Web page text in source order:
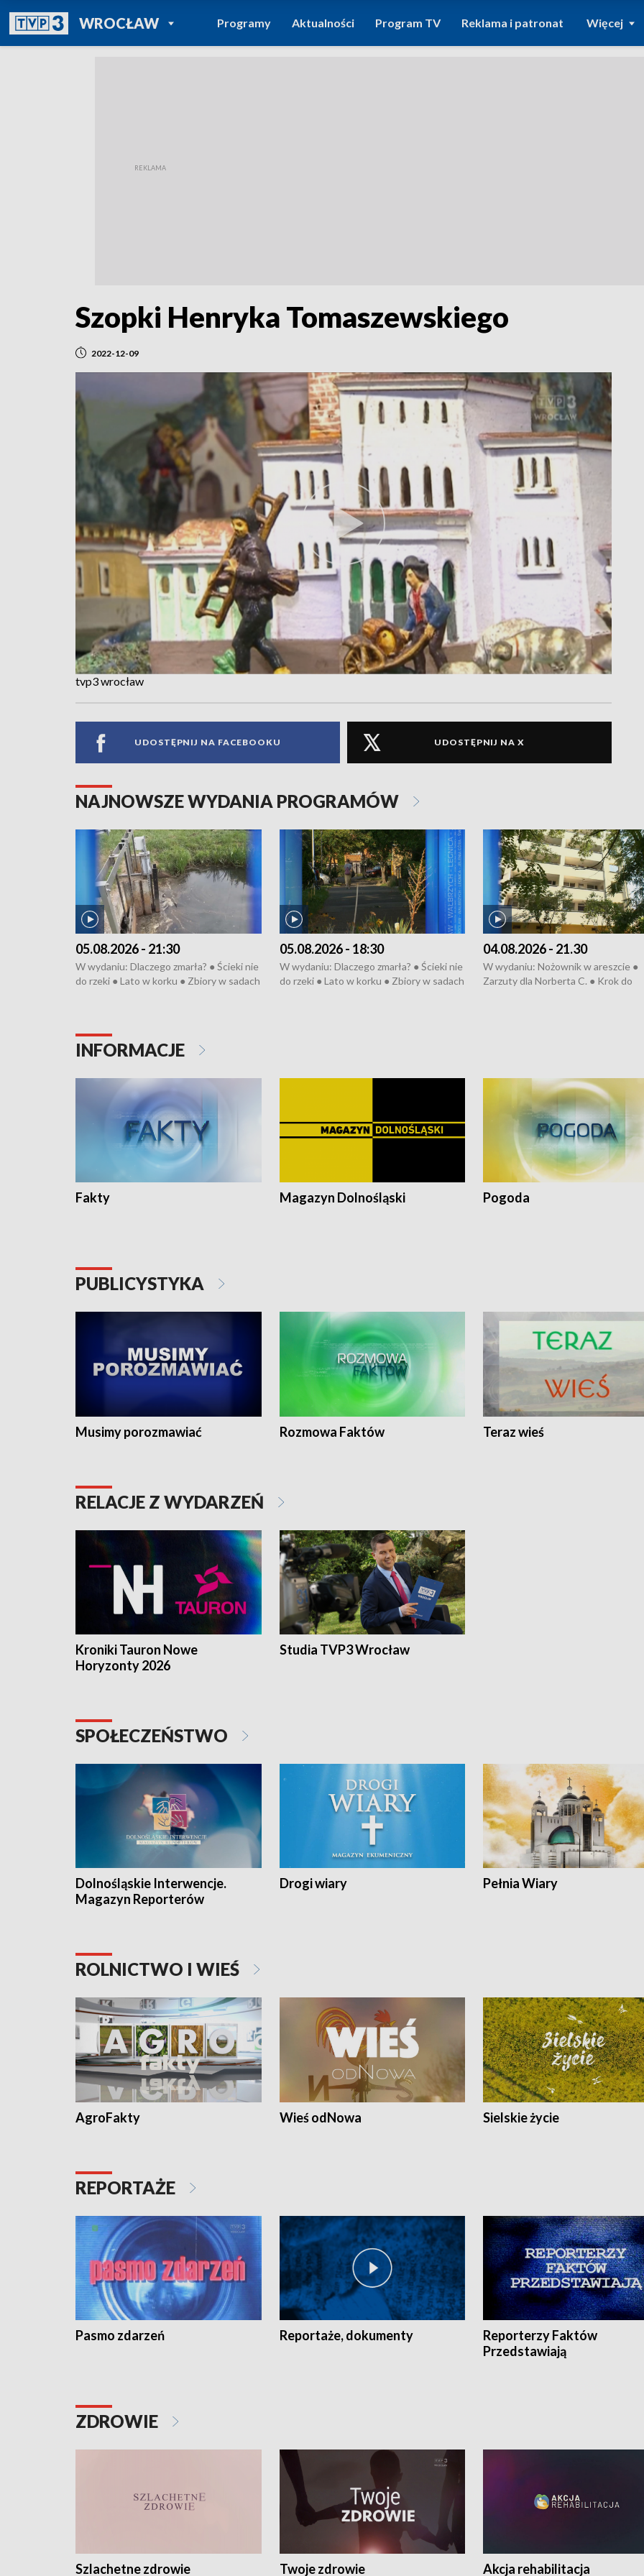
WROCŁAWPOWRÓT DO
TVP REGIONY
Programy Aktualności Program TV Reklama i patronat Więcej
Szopki Henryka Tomaszewskiego
2022-12-09
tvp3 wrocław
UDOSTĘPNIJ NA FACEBOOKU UDOSTĘPNIJ NA X
NAJNOWSZE WYDANIA PROGRAMÓW
05.08.2026 - 21:30
W wydaniu: Dlaczego zmarła? ● Ścieki nie
do rzeki ● Lato w korku ● Zbiory w sadach
05.08.2026 - 18:30
W wydaniu: Dlaczego zmarła? ● Ścieki nie
do rzeki ● Lato w korku ● Zbiory w sadach
04.08.2026 - 21.30
W wydaniu: Nożownik w areszcie ●
Zarzuty dla Norberta C. ● Krok do
INFORMACJE
Fakty Magazyn Dolnośląski Pogoda
PUBLICYSTYKA
Musimy porozmawiać Rozmowa Faktów Teraz wieś
RELACJE Z WYDARZEŃ
Kroniki Tauron Nowe
Horyzonty 2026
Studia TVP3 Wrocław
SPOŁECZEŃSTWO
Dolnośląskie Interwencje.
Magazyn Reporterów
Drogi wiary Pełnia Wiary
ROLNICTWO I WIEŚ
AgroFakty Wieś odNowa Sielskie życie
REPORTAŻE
Pasmo zdarzeń Reportaże, dokumenty
Reporterzy Faktów
Przedstawiają
ZDROWIE
Szlachetne zdrowie Twoje zdrowie Akcja rehabilitacja